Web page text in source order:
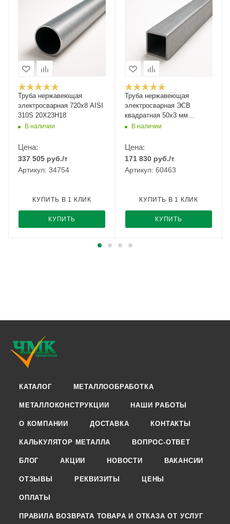
Труба нержавеющая
электросварная 720х8 AISI
310S 20Х23Н18
В наличии
Цена:
337 505 руб./т
Артикул: 34754
КУПИТЬ
КУПИТЬ В 1 КЛИК
Труба нержавеющая
электросварная ЭСВ
квадратная 50х3 мм
шлифованная EN 10219-2
В наличии
Цена:
171 830 руб./т
Артикул: 60463
КУПИТЬ
КУПИТЬ В 1 КЛИК
КАТАЛОГ МЕТАЛЛООБРАБОТКА
МЕТАЛЛОКОНСТРУКЦИИ НАШИ РАБОТЫ
О КОМПАНИИ ДОСТАВКА КОНТАКТЫ
КАЛЬКУЛЯТОР МЕТАЛЛА ВОПРОС-ОТВЕТ
БЛОГ АКЦИИ НОВОСТИ ВАКАНСИИ
ОТЗЫВЫ РЕКВИЗИТЫ ЦЕНЫ
ОПЛАТЫ
ПРАВИЛА ВОЗВРАТА ТОВАРА И ОТКАЗА ОТ УСЛУГ